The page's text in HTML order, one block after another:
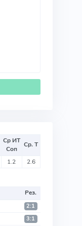
Ср ИТ
Соп
Ср. Т
1.2 2.6
Рез.
2:1
3:1